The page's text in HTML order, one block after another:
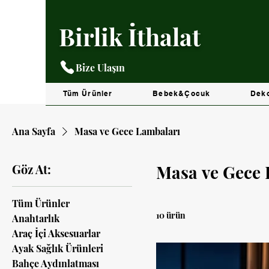
Birlik İthalat
Bize Ulaşın
Tüm Ürünler Bebek&Çocuk
Ana Sayfa Masa ve Gece Lambaları
Göz At:
Tüm Ürünler
Anahtarlık
Araç İçi Aksesuarlar
Ayak Sağlık Ürünleri
Bahçe Aydınlatması
Masa ve Gece
10 ürün